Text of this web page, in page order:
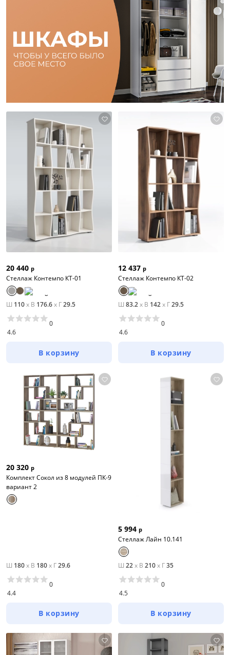
20 440 р
Стеллаж Контемпо КТ-01
Ш 110x В 176.6x Г29.5
4.6
0
В корзину
12 437 р
Стеллаж Контемпо КТ-02
Ш 83.2x В 142x Г29.5
4.6
0
В корзину
20 320 р
Комплект Сокол из 8 модулей ПК-9
вариант 2
Ш 180x В 180x Г29.6
4.4
0
В корзину
5 994 р
Стеллаж Лайн 10.141
Ш 22x В 210x Г35
4.5
0
В корзину